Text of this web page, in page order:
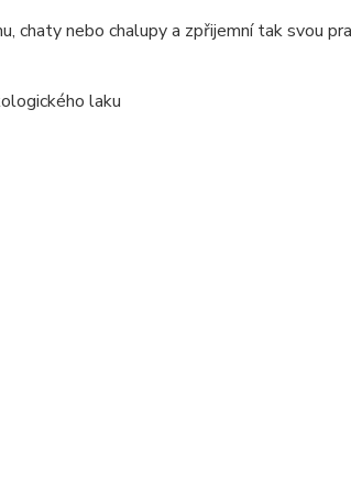
chaty nebo chalupy a zpřijemní tak svou
laku